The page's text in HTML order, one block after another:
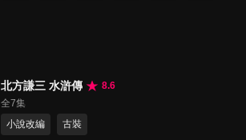
北方謙三 水滸傳
8.6
全7集
小說改編
古裝